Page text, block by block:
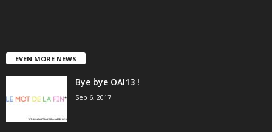
EVEN MORE NEWS
Bye bye OAI13 !
Sep 6, 2017